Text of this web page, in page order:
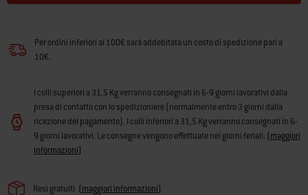
Per ordini inferiori ai 100€ sarà addebitata un costo di spedizione pari a
10€.
I colli superiori a 31,5 Kg verranno consegnati in 6-9 giorni lavorativi dalla
presa di contatto con lo spedizioniere (normalmente entro 3 giorni dalla
ricezione del pagamento). I colli inferiori a 31,5 Kg verranno consegnati in 6-
9 giorni lavorativi. Le consegne vengono effettuate nei giorni feriali. (maggiori
informazioni)
Resi gratuiti (maggiori informazioni)